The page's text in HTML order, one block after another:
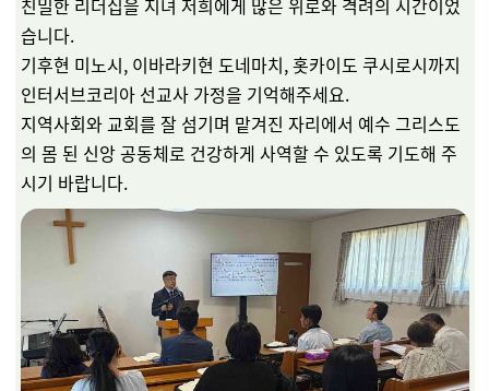
친밀한 리더십을 지녀 저희에게 많은 위로와 격려의 시간이었
습니다.
기후현 미노시, 이바라키현 도네마치, 홋카이도 쿠시로시까지
인터서브코리아 선교사 가정을 기억해주세요.
지역사회와 교회를 잘 섬기며 맡겨진 자리에서 예수 그리스도
의 몸 된 신앙 공동체로 건강하게 사역할 수 있도록 기도해 주
시기 바랍니다.